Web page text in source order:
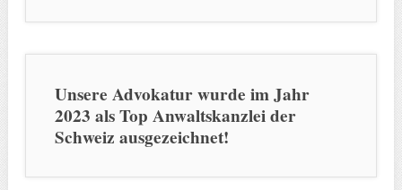
Unsere Advokatur wurde im Jahr
2023 als Top Anwaltskanzlei der
Schweiz ausgezeichnet!